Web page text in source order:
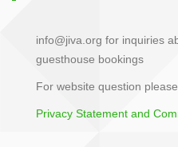
info@jiva.org for inquiries
guesthouse bookings
For website question
Privacy Statement and